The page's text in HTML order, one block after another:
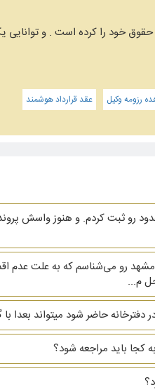
خود را کرده است . و توانایی
رزومه وکیل عقد قرارداد هوشمند
ثبت کردم. و هنوز واسش پرونده
رو می‌شناسم که به علت عدم
م...
دفترخانه حاضر شود میتواند
کجا باید مراجعه شود؟